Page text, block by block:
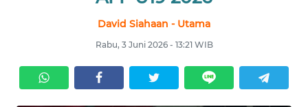
David Siahaan - Utama
Rabu, 3 Juni 2026 - 13:21 WIB
TOKOH